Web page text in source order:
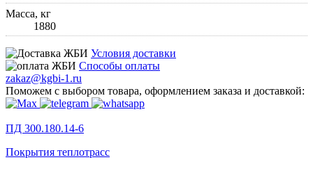
Масса, кг
1880
Условия доставки
Способы оплаты
zakaz@kgbi-1.ru
Поможем с выбором товара, оформлением заказа и доставкой:
ПД 300.180.14-6
Покрытия теплотрасс